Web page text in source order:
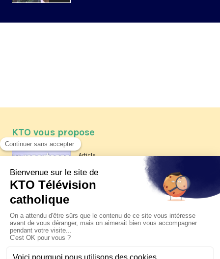
KTO vous propose
Article
Les reportages d'été 2026 de KTO
La visite pastorale du pape Léon
XIV à Assise à suivre sur KTO le
jeudi 6 août